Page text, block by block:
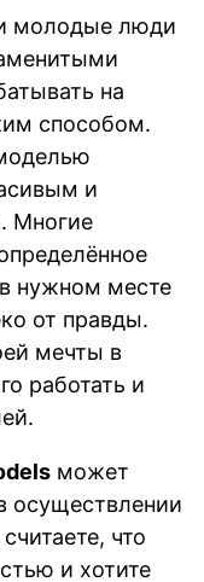
молодые люди
на
способом.
и
Многие
нужном месте
от правды.
мечты в
работать и
может
что
и хотите